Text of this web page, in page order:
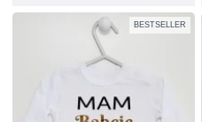
BESTSELLER